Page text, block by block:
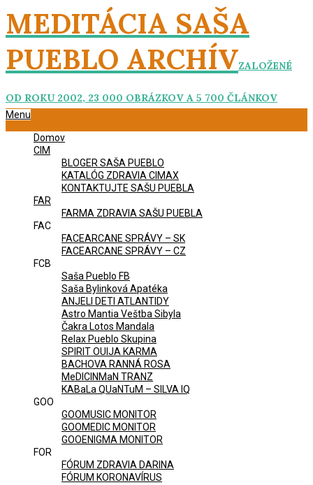
Skip
to
content
MEDITÁCIA SAŠA
PUEBLO ARCHÍVZALOŽENÉ
OD ROKU 2002, 23 000 OBRÁZKOV A 5 700 ČLÁNKOV
Primary
Menu
Domov
CIM
BLOGER SAŠA PUEBLO
KATALÓG ZDRAVIA CIMAX
KONTAKTUJTE SAŠU PUEBLA
FAR
FARMA ZDRAVIA SAŠU PUEBLA
FAC
FACEARCANE SPRÁVY – SK
FACEARCANE SPRÁVY – CZ
FCB
Saša Pueblo FB
Saša Bylinková Apatéka
ANJELI DETI ATLANTIDY
Astro Mantia Veštba Sibyla
Čakra Lotos Mandala
Relax Pueblo Skupina
SPIRIT OUIJA KARMA
BACHOVA RANNÁ ROSA
MeDICINMaN TRANZ
KABaLa QUaNTuM – SILVA IQ
GOO
GOOMUSIC MONITOR
GOOMEDIC MONITOR
GOOENIGMA MONITOR
FOR
FÓRUM ZDRAVIA DARINA
FÓRUM KORONAVÍRUS